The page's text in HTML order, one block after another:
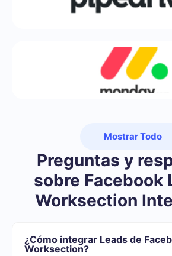
Mostrar Todo
Preguntas y
sobre Facebook
Worksection
¿Cómo integrar Leads de
Worksection?